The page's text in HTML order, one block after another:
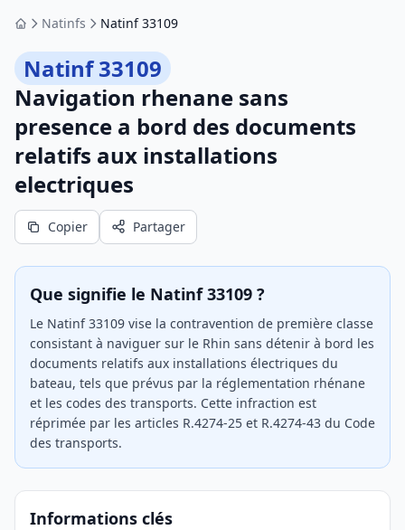
AccueilNatinfs Natinf 33109
Natinf 33109
Navigation rhenane sans
presence a bord des documents
relatifs aux installations
electriques
Copier Partager
Que signifie le Natinf 33109 ?
Le Natinf 33109 vise la contravention de première classe
consistant à naviguer sur le Rhin sans détenir à bord les
documents relatifs aux installations électriques du
bateau, tels que prévus par la réglementation rhénane
et les codes des transports. Cette infraction est
réprimée par les articles R.4274-25 et R.4274-43 du Code
des transports.
Informations clés